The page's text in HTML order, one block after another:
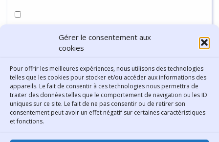
Gérer le consentement aux
cookies
Pour offrir les meilleures expériences, nous utilisons des technologies
telles que les cookies pour stocker et/ou accéder aux informations des
appareils. Le fait de consentir à ces technologies nous permettra de
traiter des données telles que le comportement de navigation ou les ID
uniques sur ce site. Le fait de ne pas consentir ou de retirer son
consentement peut avoir un effet négatif sur certaines caractéristiques
et fonctions.
navigateur pour mon prochain commentaire.